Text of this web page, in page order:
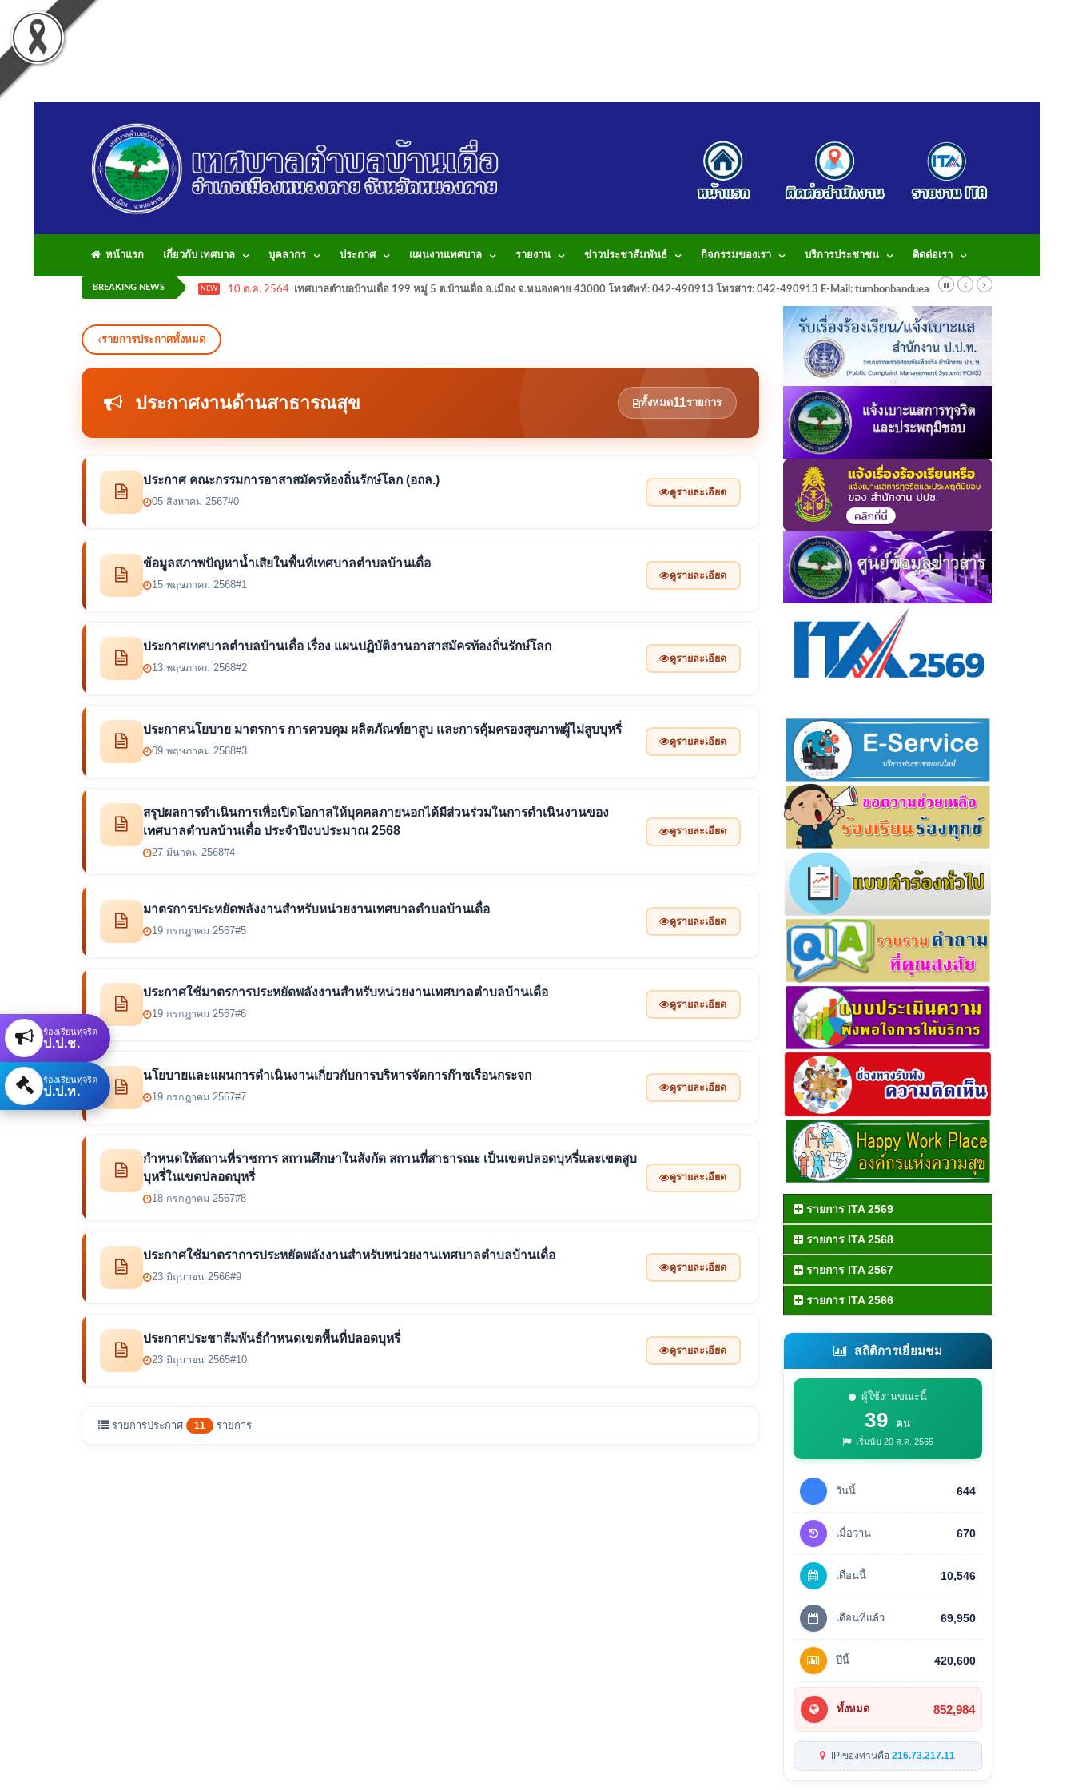
หน้าแรก เกี่ยวกับ เทศบาล บุคลากร ประกาศ แผนงานเทศบาล รายงาน ข่าวประชาสัมพันธ์ กิจกรรมของเรา บริการประชาชน ติดต่อเรา
BREAKING NEWS NEW 10 ต.ค. 2564 เทศบาลตำบลบ้านเดื่อ 199 หมู่ 5 ต.บ้านเดื่อ อ.เมือง จ.หนองคาย 43000 โทรศัพท์: 042-490913 โทรสาร: 042-490913 E-Mail: tumbonbanduea@gmail.com
รายการประกาศทั้งหมด
ประกาศงานด้านสาธารณสุข ทั้งหมด11รายการ
ประกาศ คณะกรรมการอาสาสมัครท้องถิ่นรักษ์โลก (อถล.)
05 สิงหาคม 2567#0
ดูรายละเอียด
ข้อมูลสภาพปัญหาน้ำเสียในพื้นที่เทศบาลตำบลบ้านเดื่อ
15 พฤษภาคม 2568#1
ดูรายละเอียด
ประกาศเทศบาลตำบลบ้านเดื่อ เรื่อง แผนปฏิบัติงานอาสาสมัครท้องถิ่นรักษ์โลก
13 พฤษภาคม 2568#2
ดูรายละเอียด
ประกาศนโยบาย มาตรการ การควบคุม ผลิตภัณฑ์ยาสูบ และการคุ้มครองสุขภาพผู้ไม่สูบบุหรี่
09 พฤษภาคม 2568#3
ดูรายละเอียด
สรุปผลการดำเนินการเพื่อเปิดโอกาสให้บุคคลภายนอกได้มีส่วนร่วมในการดำเนินงานของ
เทศบาลตำบลบ้านเดื่อ ประจำปีงบประมาณ 2568
27 มีนาคม 2568#4
ดูรายละเอียด
มาตรการประหยัดพลังงานสำหรับหน่วยงานเทศบาลตำบลบ้านเดื่อ
19 กรกฎาคม 2567#5
ดูรายละเอียด
ประกาศใช้มาตรการประหยัดพลังงานสำหรับหน่วยงานเทศบาลตำบลบ้านเดื่อ
19 กรกฎาคม 2567#6
ดูรายละเอียด
นโยบายและแผนการดำเนินงานเกี่ยวกับการบริหารจัดการก๊าซเรือนกระจก
19 กรกฎาคม 2567#7
ดูรายละเอียด
กำหนดให้สถานที่ราชการ สถานศึกษาในสังกัด สถานที่สาธารณะ เป็นเขตปลอดบุหรี่และเขตสูบ
บุหรี่ในเขตปลอดบุหรี่
18 กรกฎาคม 2567#8
ดูรายละเอียด
ประกาศใช้มาตราการประหยัดพลังงานสำหรับหน่วยงานเทศบาลตำบลบ้านเดื่อ
23 มิถุนายน 2566#9
ดูรายละเอียด
ประกาศประชาสัมพันธ์กำหนดเขตพื้นที่ปลอดบุหรี่
23 มิถุนายน 2565#10
ดูรายละเอียด
รายการประกาศ 11 รายการ
รายการ ITA 2569
รายการ ITA 2568
รายการ ITA 2567
รายการ ITA 2566
สถิติการเยี่ยมชม
ผู้ใช้งานขณะนี้
39 คน
เริ่มนับ 20 ส.ค. 2565
วันนี้ 644
เมื่อวาน 670
เดือนนี้ 10,546
เดือนที่แล้ว 69,950
ปีนี้ 420,600
ทั้งหมด 852,984
IP ของท่านคือ216.73.217.11
ร้องเรียนทุจริต
ป.ป.ช.
ร้องเรียนทุจริต
ป.ป.ท.